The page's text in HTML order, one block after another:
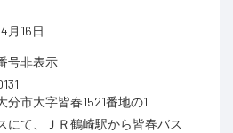
月16日
号非表示
分市大字皆春1521番地の1
にて、ＪＲ鶴崎駅から皆春バス